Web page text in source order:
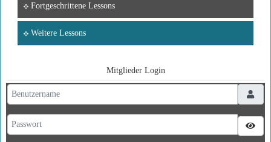
Fortgeschrittene Lessons
Weitere Lessons
Mitglieder Login
Benutzername
Passwort